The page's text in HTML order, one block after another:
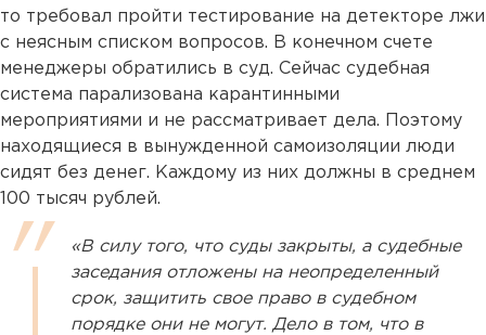
то требовал пройти тестирование на детекторе лжи
с неясным списком вопросов. В конечном счете
менеджеры обратились в суд. Сейчас судебная
система парализована карантинными
мероприятиями и не рассматривает дела. Поэтому
находящиеся в вынужденной самоизоляции люди
сидят без денег. Каждому из них должны в среднем
100 тысяч рублей.
«В силу того, что суды закрыты, а судебные
заседания отложены на неопределенный
срок, защитить свое право в судебном
порядке они не могут. Дело в том, что в